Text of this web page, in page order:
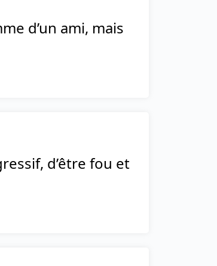
d’un ami, mais
d’être fou et